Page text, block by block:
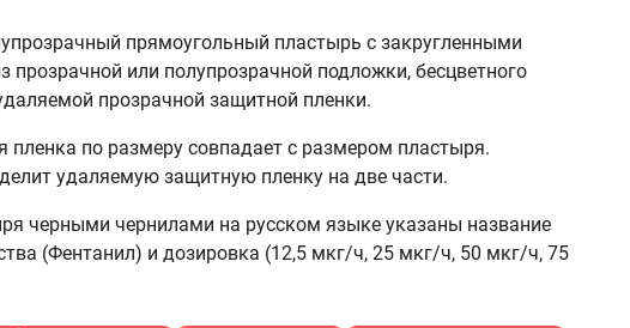
прямоугольный пластырь с закругленными
прозрачной или полупрозрачной подложки, бесцветного
прозрачной защитной пленки.
пленка по размеру совпадает с размером пластыря.
удаляемую защитную пленку на две части.
черными чернилами на русском языке указаны название
(Фентанил) и дозировка (12,5 мкг/ч, 25 мкг/ч, 50 мкг/ч, 75